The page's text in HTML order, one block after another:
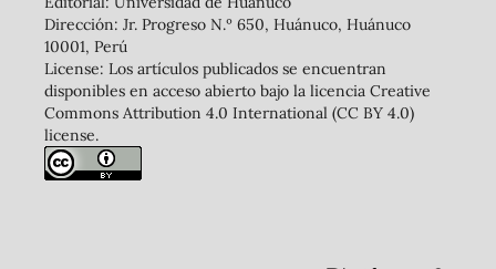
Dirección: Jr. Progreso N.º 650, Huánuco, Huánuco
10001, Perú
License: Los artículos publicados se encuentran
disponibles en acceso abierto bajo la licencia Creative
Commons Attribution 4.0 International (CC BY 4.0)
license.